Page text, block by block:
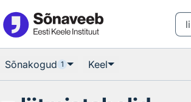
Sõnakogud 1 Keel